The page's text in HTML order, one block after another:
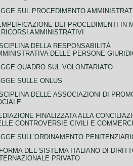
SUL PROCEDIMENTO
DEI PROCEDIMENTI IN
RICORSI AMMINISTRATIVI
DELLA RESPONSABILITÀ
DELLE PERSONE
QUADRO SUL VOLONTARIATO
SULLE ONLUS
DELLE ASSOCIAZIONI DI
FINALIZZATA ALLA
CONTROVERSIE CIVILI E
SULL'ORDINAMENTO
DEL SISTEMA ITALIANO DI
PRIVATO